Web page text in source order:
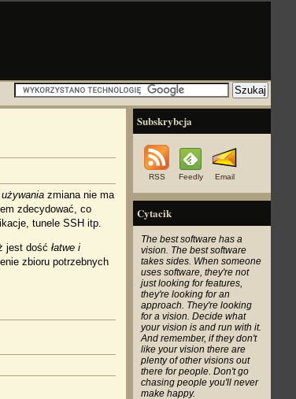
zmiana nie ma
zdecydować, co
tunele SSH itp.
jest dość łatwe i
zbioru potrzebnych
Subskrybcja
RSS Feedly Email
Cytacik
The best software has a
vision. The best software
takes sides. When someone
uses software, they're not
just looking for features,
they're looking for an
approach. They're looking
for a vision. Decide what
your vision is and run with it.
And remember, if they don't
like your vision there are
plenty of other visions out
there for people. Don't go
chasing people you'll never
make happy.